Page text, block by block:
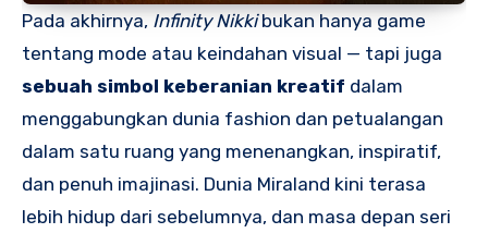
Pada akhirnya, Infinity Nikkibukan hanya game
tentang mode atau keindahan visual — tapi juga
sebuah simbol keberanian kreatif dalam
menggabungkan dunia fashion dan petualangan
dalam satu ruang yang menenangkan, inspiratif,
dan penuh imajinasi. Dunia Miraland kini terasa
lebih hidup dari sebelumnya, dan masa depan seri